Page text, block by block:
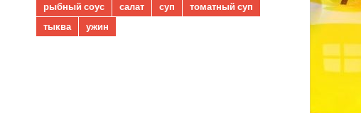
рыбный соус
салат суп
томатный суп
тыква
ужин